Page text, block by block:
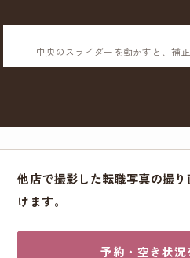
中央のスライダーを動かすと、補
他店で撮影した転職写真の撮
けます。
予約・空き状況